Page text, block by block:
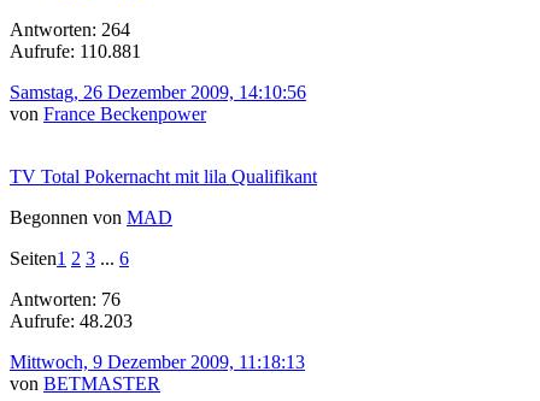
Antworten: 264
Aufrufe: 110.881
Samstag, 26 Dezember 2009, 14:10:56
von France Beckenpower
TV Total Pokernacht mit lila Qualifikant
Begonnen von MAD
Seiten1 2 3 ... 6
Antworten: 76
Aufrufe: 48.203
Mittwoch, 9 Dezember 2009, 11:18:13
von BETMASTER